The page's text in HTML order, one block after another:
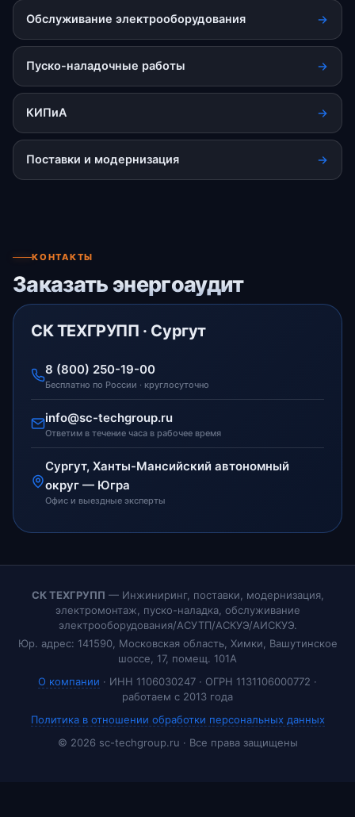
Обслуживание электрооборудования
Пуско-наладочные работы
КИПиА
Поставки и модернизация
КОНТАКТЫ
Заказать энергоаудит
СК ТЕХГРУПП · Сургут
8 (800) 250-19-00
Бесплатно по России · круглосуточно
info@sc-techgroup.ru
Ответим в течение часа в рабочее время
Сургут, Ханты-Мансийский автономный
округ — Югра
Офис и выездные эксперты
СК ТЕХГРУПП — Инжиниринг, поставки, модернизация,
электромонтаж, пуско-наладка, обслуживание
электрооборудования/АСУТП/АСКУЭ/АИСКУЭ.
Юр. адрес: 141590, Московская область, Химки, Вашутинское
шоссе, 17, помещ. 101А
О компании · ИНН 1106030247 · ОГРН 1131106000772 ·
работаем с 2013 года
Политика в отношении обработки персональных данных
© 2026 sc-techgroup.ru · Все права защищены